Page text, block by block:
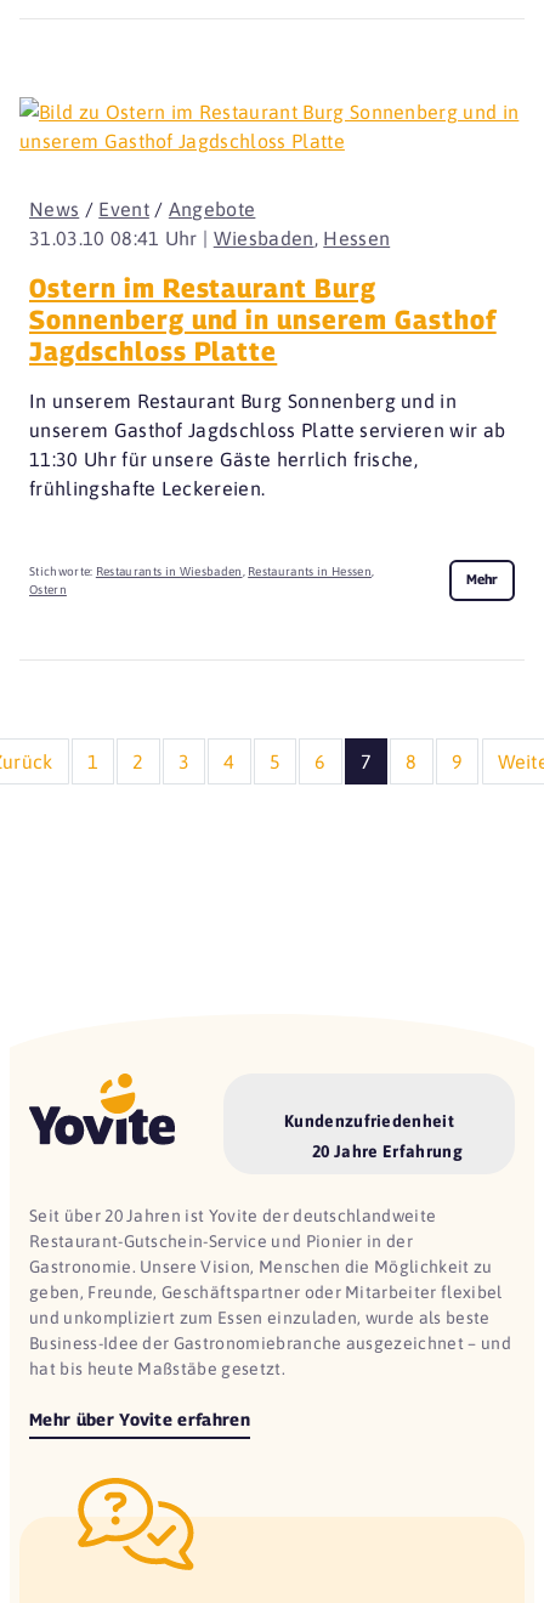
31.03.10 08:41 Uhr | Wiesbaden Hessen
News / Event/ Angebote
Ostern im Restaurant Burg
Sonnenberg und in unserem Gasthof
Jagdschloss Platte
In unserem Restaurant Burg Sonnenberg und in
unserem Gasthof Jagdschloss Platte servieren wir ab
11:30 Uhr für unsere Gäste herrlich frische,
frühlingshafte Leckereien.
Stichworte: Restaurants in Wiesbaden Restaurants in Hessen
Ostern
Mehr
1 2 3 4 5 6 7 8 9
Kundenzufriedenheit
20 Jahre Erfahrung
Seit über 20 Jahren ist Yovite der deutschlandweite
Restaurant-Gutschein-Service und Pionier in der
Gastronomie. Unsere Vision, Menschen die Möglichkeit zu
geben, Freunde, Geschäftspartner oder Mitarbeiter flexibel
und unkompliziert zum Essen einzuladen, wurde als beste
Business-Idee der Gastronomiebranche ausgezeichnet – und
hat bis heute Maßstäbe gesetzt.
Mehr über Yovite erfahren